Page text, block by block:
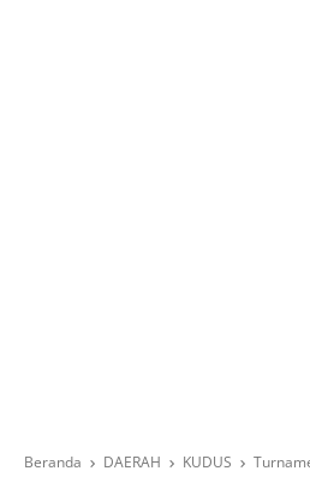
Beranda DAERAH KUDUS